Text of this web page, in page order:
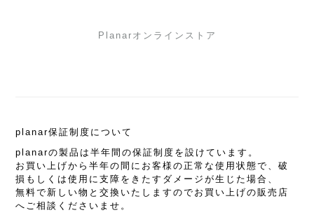
Planarオンラインストア
planar保証制度について
planarの製品は半年間の保証制度を設けています。
お買い上げから半年の間にお客様の正常な使用状態で、破
損もしくは使用に支障をきたすダメージが生じた場合、
無料で新しい物と交換いたしますのでお買い上げの販売店
へご相談くださいませ。